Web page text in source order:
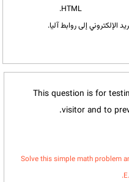
HTML.
إلى روابط آليا.
This question is for
visitor and to
Solve this simple math problem